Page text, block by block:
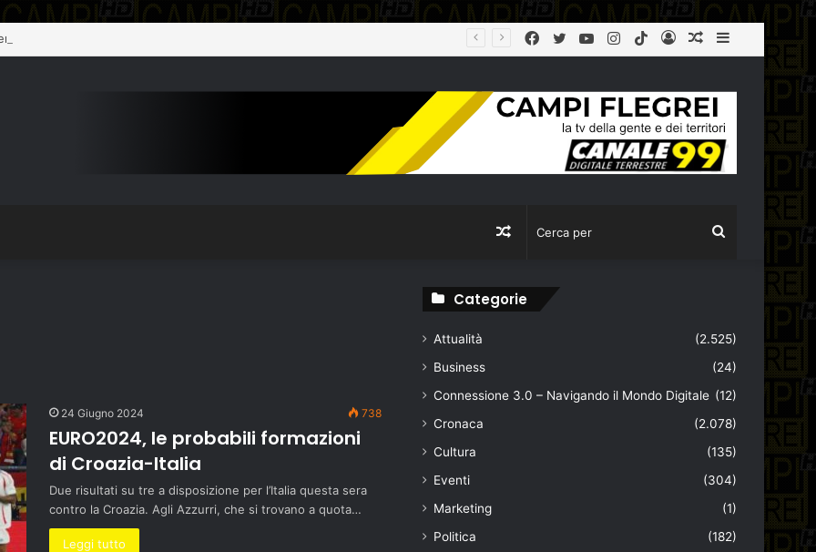
Sidebar
Articolo
Log
TikTok
Instagram
YouTube
Twitter
Facebook
Cerca
Articolo
casuale
24 Giugno 2024 738
EURO2024, le probabili formazioni
di Croazia-Italia
Due risultati su tre a disposizione per l’Italia questa sera
contro la Croazia. Agli Azzurri, che si trovano a quota…
Leggi tutto
Categorie
Attualità
(2.525)
Business
(24)
Connessione 3.0 – Navigando il Mondo Digitale (12)
Cronaca
(2.078)
Cultura
(135)
Eventi
(304)
Marketing
(1)
Politica
(182)